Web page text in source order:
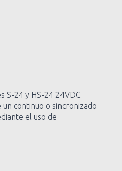
S-24 y HS-24 24VDC
continuo o sincronizado
el uso de